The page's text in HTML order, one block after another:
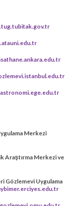
Merkezi
Araştırma Merkezi ve
Gözlemevi Uygulama